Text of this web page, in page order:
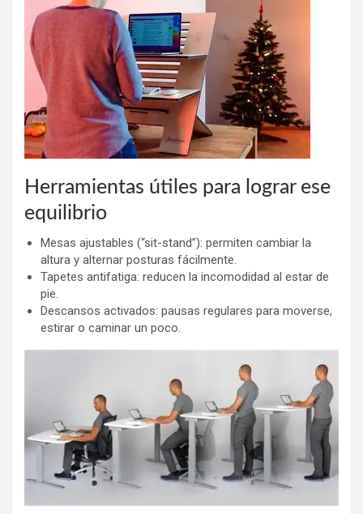
Herramientas útiles para lograr ese
equilibrio
Mesas ajustables (“sit-stand”): permiten cambiar la
altura y alternar posturas fácilmente.
Tapetes antifatiga: reducen la incomodidad al estar de
pie.
Descansos activados: pausas regulares para moverse,
estirar o caminar un poco.